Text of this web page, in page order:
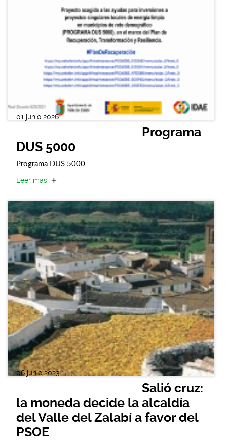
01 junio 2026
Programa
DUS 5000
Programa DUS 5000
Leer más
06 junio 2023
Salió cruz:
la moneda decide la alcaldía
del Valle del Zalabí a favor del
PSOE